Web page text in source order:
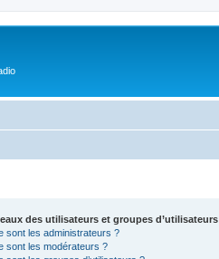
des utilisateurs et groupes d’utilisateurs
sont les administrateurs ?
sont les modérateurs ?